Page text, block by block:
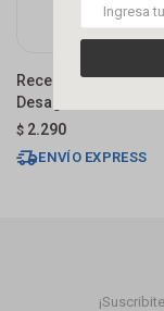
Receptáculo Lineal
Desagüe Lateral
$ 2.290
ENVÍO EXPRESS